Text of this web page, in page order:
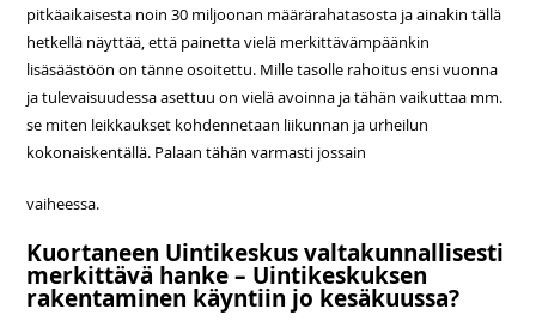
pitkäaikaisesta noin 30 miljoonan määrärahatasosta ja ainakin tällä
hetkellä näyttää, että painetta vielä merkittävämpäänkin
lisäsäästöön on tänne osoitettu. Mille tasolle rahoitus ensi vuonna
ja tulevaisuudessa asettuu on vielä avoinna ja tähän vaikuttaa mm.
se miten leikkaukset kohdennetaan liikunnan ja urheilun
kokonaiskentällä. Palaan tähän varmasti jossain
vaiheessa.
Kuortaneen Uintikeskus valtakunnallisesti
merkittävä hanke – Uintikeskuksen
rakentaminen käyntiin jo kesäkuussa?